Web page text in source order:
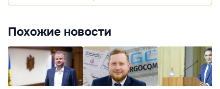
Похожие новости